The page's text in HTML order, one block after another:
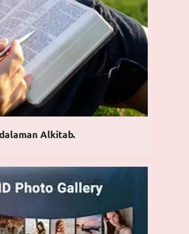
Alkitab.